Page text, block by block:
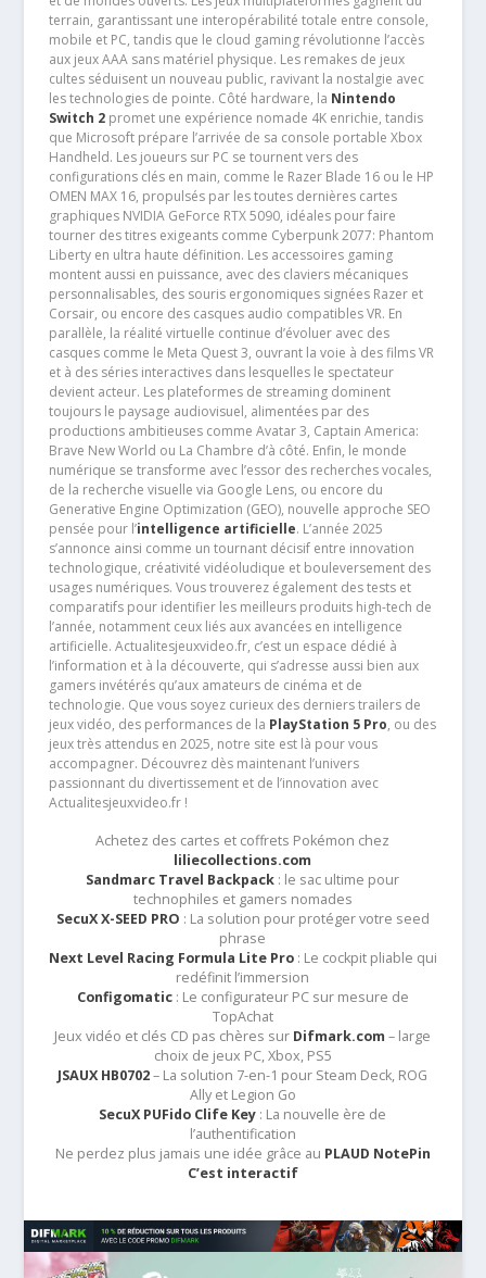
terrain, garantissant une interopérabilité totale entre console,
mobile et PC, tandis que le cloud gaming révolutionne l’accès
aux jeux AAA sans matériel physique. Les remakes de jeux
cultes séduisent un nouveau public, ravivant la nostalgie avec
les technologies de pointe. Côté hardware, la Nintendo
Switch 2promet une expérience nomade 4K enrichie, tandis
que Microsoft prépare l’arrivée de sa console portable Xbox
Handheld. Les joueurs sur PC se tournent vers des
configurations clés en main, comme le Razer Blade 16 ou le HP
OMEN MAX 16, propulsés par les toutes dernières cartes
graphiques NVIDIA GeForce RTX 5090, idéales pour faire
tourner des titres exigeants comme Cyberpunk 2077: Phantom
Liberty en ultra haute définition. Les accessoires gaming
montent aussi en puissance, avec des claviers mécaniques
personnalisables, des souris ergonomiques signées Razer et
Corsair, ou encore des casques audio compatibles VR. En
parallèle, la réalité virtuelle continue d’évoluer avec des
casques comme le Meta Quest 3, ouvrant la voie à des films VR
et à des séries interactives dans lesquelles le spectateur
devient acteur. Les plateformes de streaming dominent
toujours le paysage audiovisuel, alimentées par des
productions ambitieuses comme Avatar 3, Captain America:
Brave New World ou La Chambre d’à côté. Enfin, le monde
numérique se transforme avec l’essor des recherches vocales,
de la recherche visuelle via Google Lens, ou encore du
Generative Engine Optimization (GEO), nouvelle approche SEO
pensée pour l’intelligence artificielle. L’année 2025
s’annonce ainsi comme un tournant décisif entre innovation
technologique, créativité vidéoludique et bouleversement des
usages numériques. Vous trouverez également des tests et
comparatifs pour identifier les meilleurs produits high-tech de
l’année, notamment ceux liés aux avancées en intelligence
artificielle. Actualitesjeuxvideo.fr, c’est un espace dédié à
l’information et à la découverte, qui s’adresse aussi bien aux
gamers invétérés qu’aux amateurs de cinéma et de
technologie. Que vous soyez curieux des derniers trailers de
jeux vidéo, des performances de la PlayStation 5 Pro, ou des
jeux très attendus en 2025, notre site est là pour vous
accompagner. Découvrez dès maintenant l’univers
passionnant du divertissement et de l’innovation avec
Actualitesjeuxvideo.fr !
Achetez des cartes et coffrets Pokémon chez
liliecollections.com
Sandmarc Travel Backpack : le sac ultime pour
technophiles et gamers nomades
SecuX X-SEED PRO : La solution pour protéger votre seed
phrase
Next Level Racing Formula Lite Pro: Le cockpit pliable qui
redéfinit l’immersion
Configomatic: Le configurateur PC sur mesure de
TopAchat
Jeux vidéo et clés CD pas chères sur Difmark.com – large
choix de jeux PC, Xbox, PS5
JSAUX HB0702– La solution 7-en-1 pour Steam Deck, ROG
Ally et Legion Go
SecuX PUFido Clife Key : La nouvelle ère de
l’authentification
Ne perdez plus jamais une idée grâce au PLAUD NotePin
C’est interactif